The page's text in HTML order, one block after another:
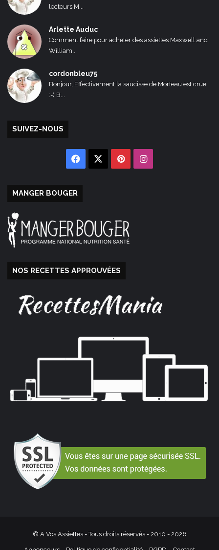
lecteurs M...
Arlette Auduc
Comment faire pour acheter des assiettes Maxwell and
William...
cordonbleu75
Bonjour, Effectivement la saucisse de Morteau est crue
:-) B...
SUIVEZ-NOUS
Facebook PinterestInstagram
MANGER BOUGER
NOS RECETTES APPROUVÉES
© A Vos Assiettes - Tous droits réservés - 2010 - 2026